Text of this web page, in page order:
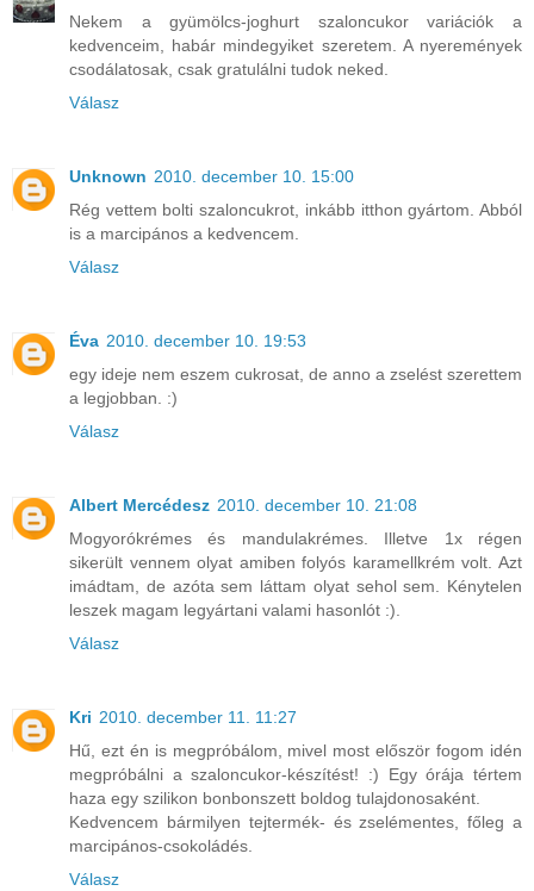
Nekem a gyümölcs-joghurt szaloncukor variációk a
kedvenceim, habár mindegyiket szeretem. A nyeremények
csodálatosak, csak gratulálni tudok neked.
Válasz
Unknown 2010. december 10. 15:00
Rég vettem bolti szaloncukrot, inkább itthon gyártom. Abból
is a marcipános a kedvencem.
Válasz
Éva 2010. december 10. 19:53
egy ideje nem eszem cukrosat, de anno a zselést szerettem
a legjobban. :)
Válasz
Albert Mercédesz 2010. december 10. 21:08
Mogyorókrémes és mandulakrémes. Illetve 1x régen
sikerült vennem olyat amiben folyós karamellkrém volt. Azt
imádtam, de azóta sem láttam olyat sehol sem. Kénytelen
leszek magam legyártani valami hasonlót :).
Válasz
Kri 2010. december 11. 11:27
Hű, ezt én is megpróbálom, mivel most először fogom idén
megpróbálni a szaloncukor-készítést! :) Egy órája tértem
haza egy szilikon bonbonszett boldog tulajdonosaként.
Kedvencem bármilyen tejtermék- és zselémentes, főleg a
marcipános-csokoládés.
Válasz